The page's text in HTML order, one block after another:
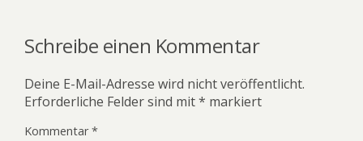
Schreibe einen Kommentar
Deine E-Mail-Adresse wird nicht veröffentlicht.
Erforderliche Felder sind mit* markiert
Kommentar*